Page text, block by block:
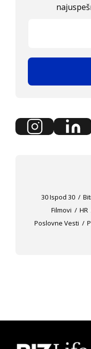
30 Ispod 30
Filmovi
HR
Poslovne Vesti